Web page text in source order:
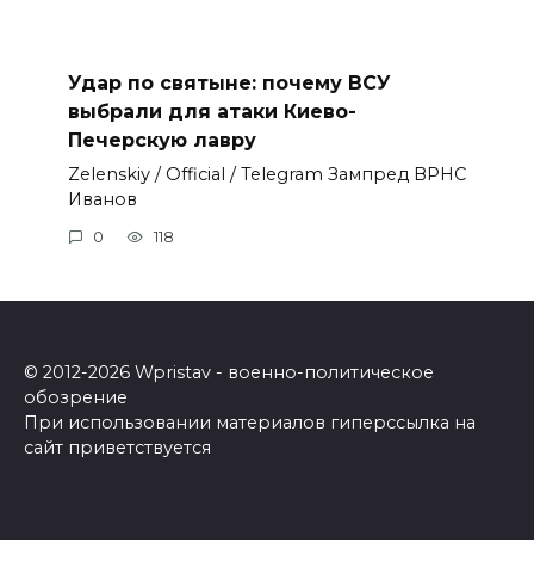
Удар по святыне: почему ВСУ
выбрали для атаки Киево-
Печерскую лавру
Zеlеnskiу / Оfficiаl / Telegram Зампред ВРНС
Иванов
0 118
© 2012-2026 Wpristav - военно-политическое
обозрение
При использовании материалов гиперссылка на
сайт приветствуется